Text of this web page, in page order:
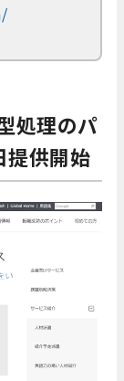
処理のパ
提供開始